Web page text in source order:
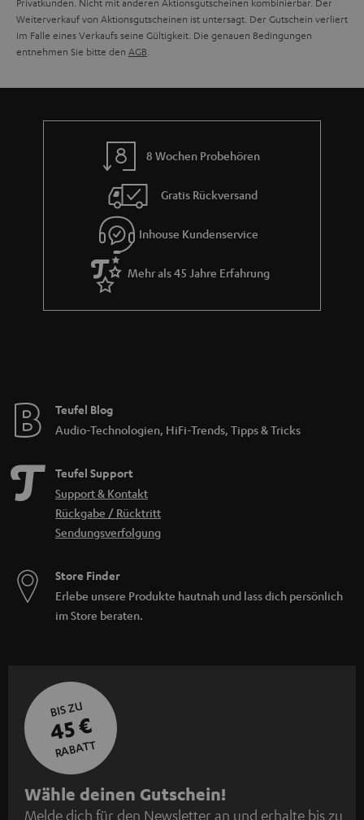
e
Privatkunden. Nicht mit anderen Aktionsgutscheinen kombinierbar. Der
Weiterverkauf von Aktionsgutscheinen ist untersagt. Der Gutschein verliert
im Falle eines Verkaufs seine Gültigkeit. Die genauen Bedingungen
entnehmen Sie bitte den AGB.
8 Wochen Probehören
Gratis Rückversand
Inhouse Kundenservice
Mehr als 45 Jahre Erfahrung
Teufel Blog
Audio-Technologien, HiFi-Trends, Tipps & Tricks
Teufel Support
Support & Kontakt
Rückgabe / Rücktritt
Sendungsverfolgung
Store Finder
Erlebe unsere Produkte hautnah und lass dich persönlich
im Store beraten.
BIS ZU
45 €
RABATT
N
Wähle deinen Gutschein!
Melde dich für den Newsletter an und erhalte bis zu